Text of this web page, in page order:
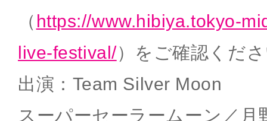
（ https://www.hibiya.tokyo-
live-festival/）をご確認くだ
出演：Team Silver Moon
スーパーセーラームーン／